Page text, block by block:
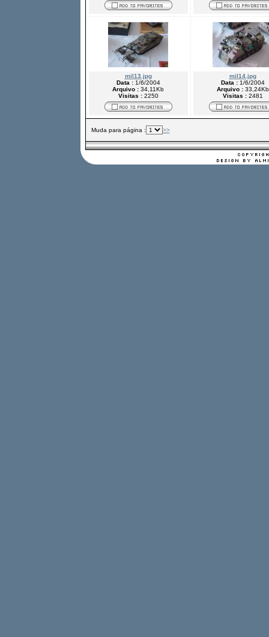
mil13.jpg
Data : 1/6/2004
Arquivo : 34,11Kb
Visitas : 2250
mil14.jpg
Data : 1/6/2004
Arquivo : 33,24Kb
Visitas : 2481
Muda para página : >>